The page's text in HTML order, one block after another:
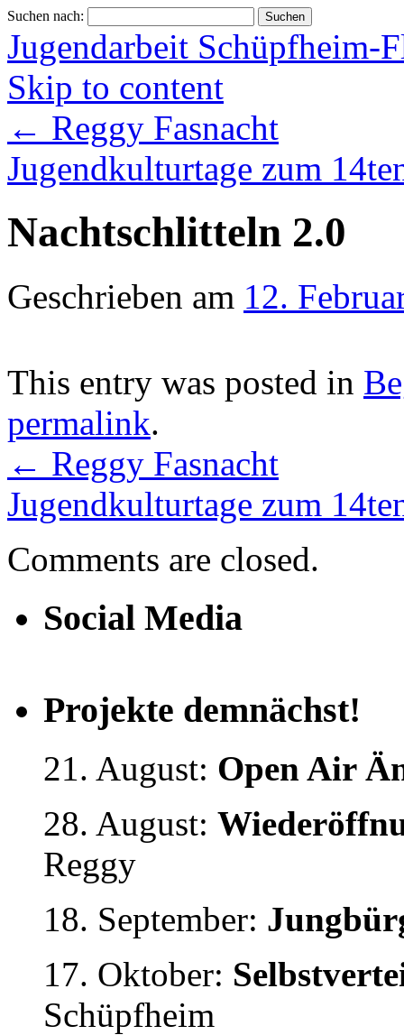
Suchen nach:
Jugendarbeit Schüpfheim-
Skip to content
← Reggy Fasnacht
Jugendkulturtage zum
Nachtschlitteln 2.0
Geschrieben am 12.
This entry was posted in
permalink.
← Reggy Fasnacht
Jugendkulturtage zum
Comments are closed.
Social Media
Projekte demnächst!
21. August: Open Air
28. August:
Reggy
18. September:
17. Oktober:
Schüpfheim